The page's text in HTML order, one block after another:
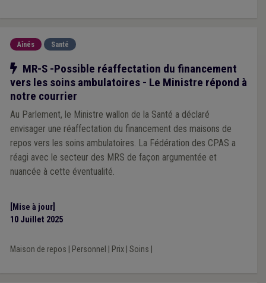
Aînés Santé
Notre action
MR-S -Possible réaffectation du financement
vers les soins ambulatoires - Le Ministre répond à
notre courrier
Au Parlement, le Ministre wallon de la Santé a déclaré
envisager une réaffectation du financement des maisons de
repos vers les soins ambulatoires. La Fédération des CPAS a
réagi avec le secteur des MRS de façon argumentée et
nuancée à cette éventualité.
[Mise à jour]
10 Juillet 2025
Maison de repos Personnel Prix| Soins